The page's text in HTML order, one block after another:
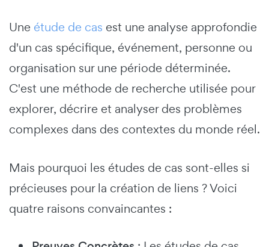
Une étude de cas est une analyse approfondie
d'un cas spécifique, événement, personne ou
organisation sur une période déterminée.
C'est une méthode de recherche utilisée pour
explorer, décrire et analyser des problèmes
complexes dans des contextes du monde réel.
Mais pourquoi les études de cas sont-elles si
précieuses pour la création de liens ? Voici
quatre raisons convaincantes :